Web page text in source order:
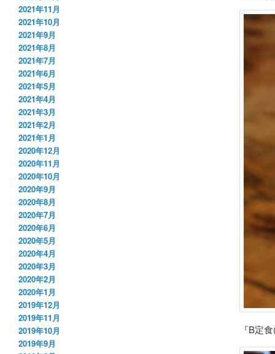
『B定
2021年11月
2021年10月
2021年9月
2021年8月
2021年7月
2021年6月
2021年5月
2021年4月
2021年3月
2021年2月
2021年1月
2020年12月
2020年11月
2020年10月
2020年9月
2020年8月
2020年7月
2020年6月
2020年5月
2020年4月
2020年3月
2020年2月
2020年1月
2019年12月
2019年11月
2019年10月
2019年9月